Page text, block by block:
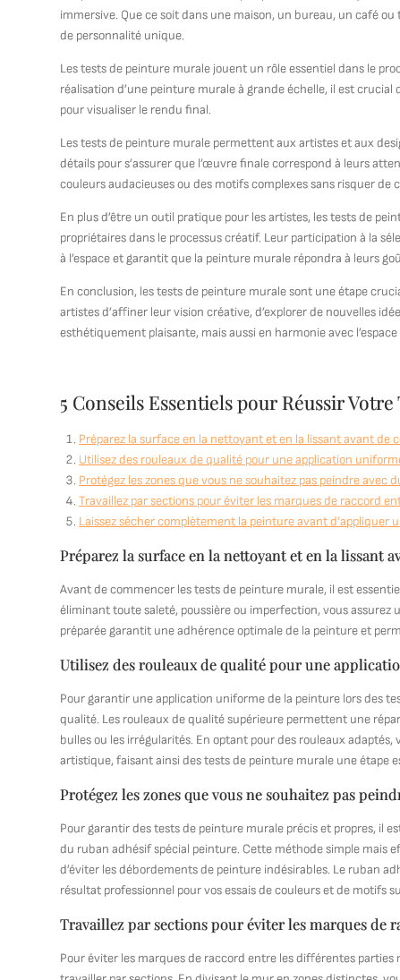
immersive. Que ce soit dans une maison, un bureau, un café
de personnalité unique.
Les tests de peinture murale jouent un rôle essentiel dans le
réalisation d’une peinture murale à grande échelle, il est
pour visualiser le rendu final.
Les tests de peinture murale permettent aux artistes et aux
détails pour s’assurer que l’œuvre finale correspond à leurs
couleurs audacieuses ou des motifs complexes sans risquer de
En plus d’être un outil pratique pour les artistes, les tests de
propriétaires dans le processus créatif. Leur participation à la
à l’espace et garantit que la peinture murale répondra à leurs
En conclusion, les tests de peinture murale sont une étape
artistes d’affiner leur vision créative, d’explorer de nouvelles
esthétiquement plaisante, mais aussi en harmonie avec
5 Conseils Essentiels pour Réussir
Préparez la surface en la nettoyant et en la lissant avant de
Utilisez des rouleaux de qualité pour une application
Protégez les zones que vous ne souhaitez pas peindre avec
Travaillez par sections pour éviter les marques de raccord
Laissez sécher complètement la peinture avant d’appliquer
Préparez la surface en la nettoyant et en la lissant
Avant de commencer les tests de peinture murale, il est
éliminant toute saleté, poussière ou imperfection, vous assurez
préparée garantit une adhérence optimale de la peinture et
Utilisez des rouleaux de qualité pour une
Pour garantir une application uniforme de la peinture lors des
qualité. Les rouleaux de qualité supérieure permettent une
bulles ou les irrégularités. En optant pour des rouleaux
artistique, faisant ainsi des tests de peinture murale une étape
Protégez les zones que vous ne souhaitez pas
Pour garantir des tests de peinture murale précis et propres, il
du ruban adhésif spécial peinture. Cette méthode simple
d’éviter les débordements de peinture indésirables. Le ruban
résultat professionnel pour vos essais de couleurs et de motifs
Travaillez par sections pour éviter les marques de
Pour éviter les marques de raccord entre les différentes